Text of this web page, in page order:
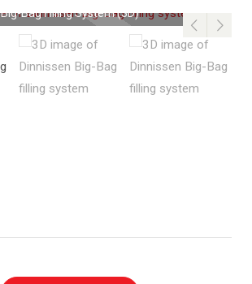
Big-Bag Filling System (3D)